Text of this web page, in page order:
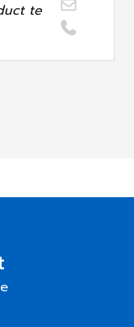
te